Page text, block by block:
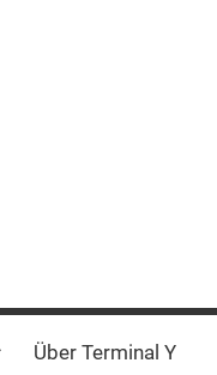
Über Terminal Y